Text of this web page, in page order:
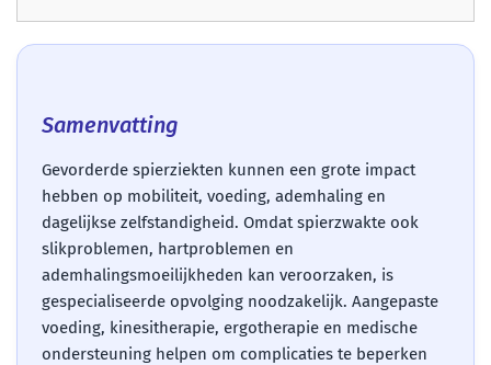
Samenvatting
Gevorderde spierziekten kunnen een grote impact
hebben op mobiliteit, voeding, ademhaling en
dagelijkse zelfstandigheid. Omdat spierzwakte ook
slikproblemen, hartproblemen en
ademhalingsmoeilijkheden kan veroorzaken, is
gespecialiseerde opvolging noodzakelijk. Aangepaste
voeding, kinesitherapie, ergotherapie en medische
ondersteuning helpen om complicaties te beperken